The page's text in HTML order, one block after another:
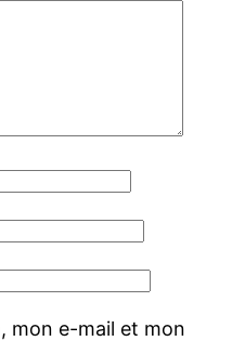
mon e-mail et mon